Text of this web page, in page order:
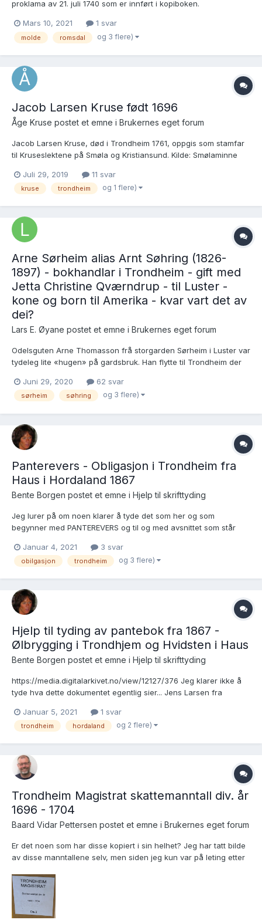
proklama av 21. juli 1740 som er innført i kopiboken.
sorenskriveris tingbok 1740–49, fol. 19 b, er omtalt en
kirkebokutskrift av 24. oktober 1740 som «lyder saaledes …...
Mars 10, 2021 1 svar
molde romsdal og 3 flere)
Jacob Larsen Kruse født 1696
Åge Kruse postet et emne i Brukernes eget forum
Jacob Larsen Kruse, død i Trondheim 1761, oppgis som stamfar
til Kruseslektene på Smøla og Kristiansund. Kilde: Smølaminne
kjenner til, ikke vært mulig å finne hvor Jacob Larsen Kruse
kommer fra eller hvem som er hans far....
Juli 29, 2019 11 svar
kruse trondheim og 1 flere)
Arne Sørheim alias Arnt Søhring (1826-
1897) - bokhandlar i Trondheim - gift med
Jetta Christine Qværndrup - til Luster -
kone og born til Amerika - kvar vart det av
dei?
Lars E. Øyane postet et emne i Brukernes eget forum
Odelsguten Arne Thomasson frå storgarden Sørheim i Luster var
tydeleg lite «hugen» på gardsbruk. Han flytte til Trondheim der
Christina Qværndrup. Ei tid var Arne bokhandlar i Trondheim, og
sidan var han grossist, men kva som so skjedde, v...
Juni 29, 2020 62 svar
sørheim søhring og 3 flere)
Panterevers - Obligasjon i Trondheim fra
Haus i Hordaland 1867
Bente Borgen postet et emne i Hjelp til skrifttyding
Jeg lurer på om noen klarer å tyde det som her og som
begynner med PANTEREVERS og til og med avsnittet som står
https://media.digitalarkivet.no/view/12889/263 I så fall blir jeg
veldig glad 🙂 mvh Bente Borgen
Januar 4, 2021 3 svar
obilgasjon trondheim og 3 flere)
Hjelp til tyding av pantebok fra 1867 -
Ølbrygging i Trondhjem og Hvidsten i Haus
Bente Borgen postet et emne i Hjelp til skrifttyding
https://media.digitalarkivet.no/view/12127/376 Jeg klarer ikke å
tyde hva dette dokumentet egentlig sier... Jens Larsen fra
ølbrygging? Han måtte visstnok gå fra gård og grunn pga av
dette. Er det noen som kan hjelpe...
Januar 5, 2021 1 svar
trondheim hordaland og 2 flere)
Trondheim Magistrat skattemanntall div. år
1696 - 1704
Baard Vidar Pettersen postet et emne i Brukernes eget forum
Er det noen som har disse kopiert i sin helhet? Jeg har tatt bilde
av disse manntallene selv, men siden jeg kun var på leting etter
borgere i Nordland. I forbindelse med denne tråden: ..bla...